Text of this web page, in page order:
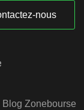
nous
Blog Zonebourse